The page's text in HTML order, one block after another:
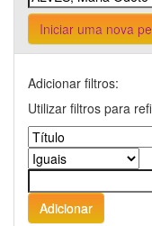
Iniciar uma nova
Adicionar filtros:
Utilizar filtros para